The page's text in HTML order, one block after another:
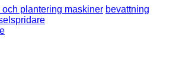
och plantering maskiner bevattning